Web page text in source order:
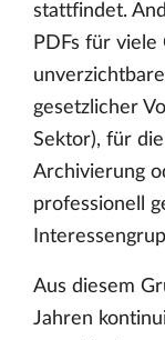
stattfindet.
PDFs für
gesetzlicher
Sektor), für
Archivierung
professionell
Aus diesem
Jahren